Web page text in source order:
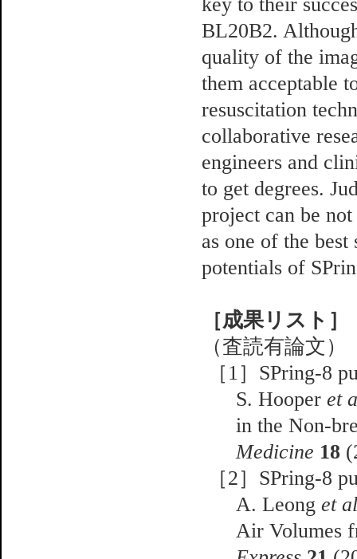
key to their
BL20B2.
quality of the
them acceptable
resuscitation
collaborative
engineers and
to get degrees.
project can be
as one of the
potentials of
［成果リスト］
（査読有論文）
［1］SPring-8
S. Hooperet
in the Non-
Medicine 18
［2］SPring-8
A. Leonget
Air Volumes